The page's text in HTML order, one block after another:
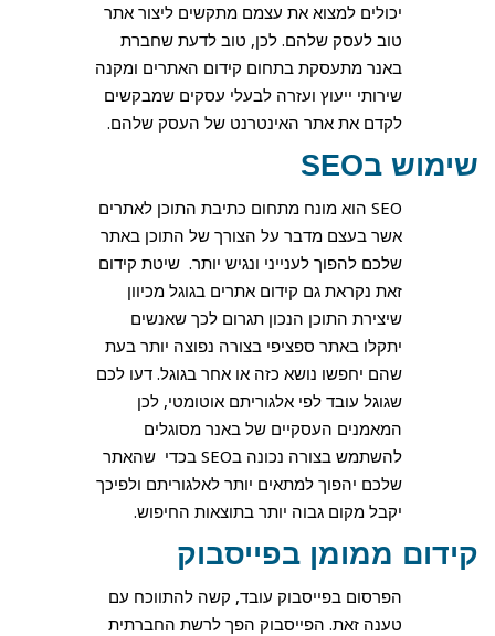
יכולים למצוא את עצמם מתקשים ליצור אתר
טוב לעסק שלהם. לכן, טוב לדעת שחברת
באנר מתעסקת בתחום קידום האתרים ומקנה
שירותי ייעוץ ועזרה לבעלי עסקים שמבקשים
לקדם את אתר האינטרנט של העסק שלהם.
שימוש בSEO
SEO הוא מונח מתחום כתיבת התוכן לאתרים
אשר בעצם מדבר על הצורך של התוכן באתר
שלכם להפוך לענייני ונגיש יותר. שיטת קידום
זאת נקראת גם קידום אתרים בגוגל מכיוון
שיצירת התוכן הנכון תגרום לכך שאנשים
יתקלו באתר ספציפי בצורה נפוצה יותר בעת
שהם יחפשו נושא כזה או אחר בגוגל. דעו לכם
שגוגל עובד לפי אלגוריתם אוטומטי, לכן
המאמנים העסקיים של באנר מסוגלים
להשתמש בצורה נכונה בSEO בכדי שהאתר
שלכם יהפוך למתאים יותר לאלגוריתם ולפיכך
יקבל מקום גבוה יותר בתוצאות החיפוש.
קידום ממומן בפייסבוק
הפרסום בפייסבוק עובד, קשה להתווכח עם
טענה זאת. הפייסבוק הפך לרשת החברתית